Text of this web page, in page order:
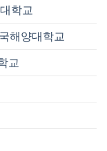
학교
해양대학교
교